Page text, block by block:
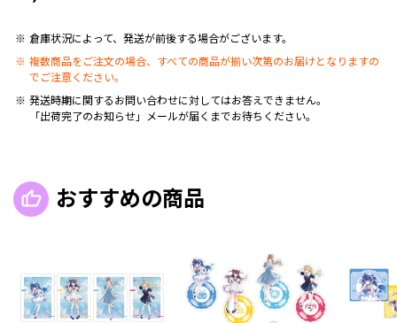
倉庫状況によって、発送が前後する場合がございます。
複数商品をご注文の場合、すべての商品が揃い次第のお届けとなりますの
でご注意ください。
発送時期に関するお問い合わせに対してはお答えできません。
「出荷完了のお知らせ」メールが届くまでお待ちください。
おすすめの商品